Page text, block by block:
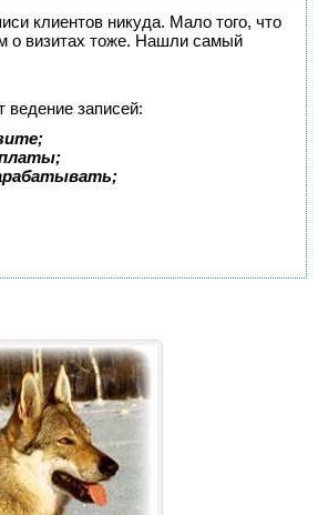
клиентов никуда. Мало того, что
о визитах тоже. Нашли самый
ведение записей: